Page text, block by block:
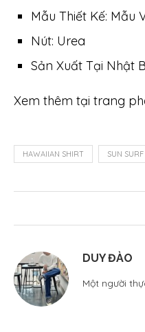
Mẫu Thiết Kế: Mẫu
Nút: Urea
Sản Xuất Tại Nhật
Xem thêm tại trang
HAWAIIAN SHIRT SUN SURF
DUY ĐÀO
Một người